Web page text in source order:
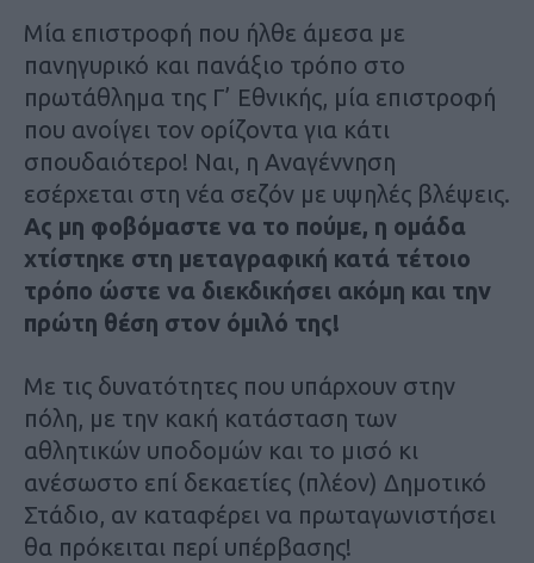
Μία επιστροφή που ήλθε άμεσα με
πανηγυρικό και πανάξιο τρόπο στο
πρωτάθλημα της Γ’ Εθνικής, μία επιστροφή
που ανοίγει τον ορίζοντα για κάτι
σπουδαιότερο! Ναι, η Αναγέννηση
εσέρχεται στη νέα σεζόν με υψηλές βλέψεις.
Ας μη φοβόμαστε να το πούμε, η ομάδα
χτίστηκε στη μεταγραφική κατά τέτοιο
τρόπο ώστε να διεκδικήσει ακόμη και την
πρώτη θέση στον όμιλό της!
Με τις δυνατότητες που υπάρχουν στην
πόλη, με την κακή κατάσταση των
αθλητικών υποδομών και το μισό κι
ανέσωστο επί δεκαετίες (πλέον) Δημοτικό
Στάδιο, αν καταφέρει να πρωταγωνιστήσει
θα πρόκειται περί υπέρβασης!